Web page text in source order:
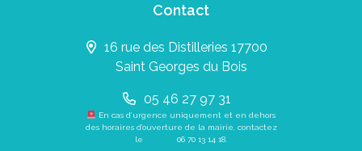
Contact
16 rue des Distilleries 17700
Saint Georges du Bois
05 46 27 97 31
En cas d’urgence uniquement et en dehors
des horaires d’ouverture de la mairie, contactez
le 06 70 13 14 18